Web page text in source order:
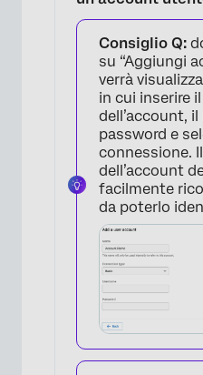
Consiglio Q:
su “Aggiungi
verrà
in cui inserire
dell’account,
password e
connessione.
dell’account
facilmente
da poterlo